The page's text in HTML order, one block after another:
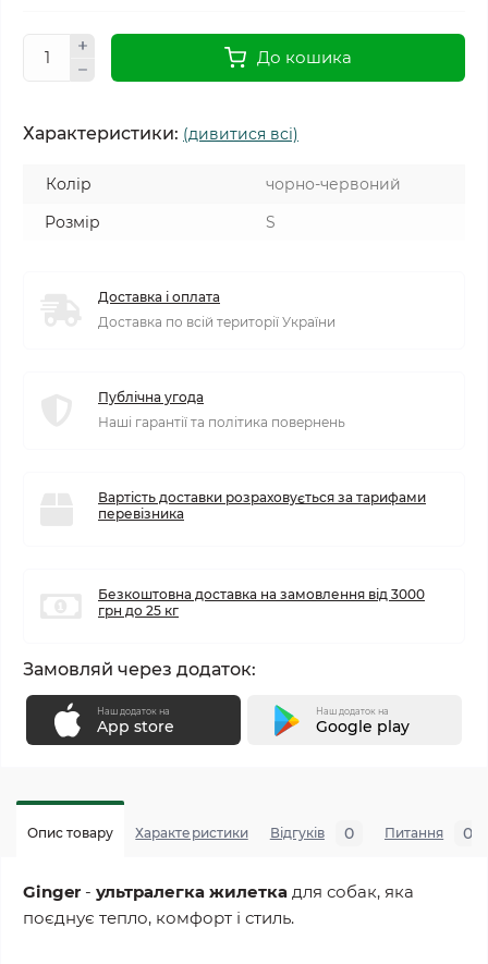
До кошика
Характеристики: (дивитися всі)
Колір
чорно-червоний
Розмір
S
Доставка і оплата
Доставка по всій території України
Публічна угода
Наші гарантії та політика повернень
Вартість доставки розраховується за тарифами
перевізника
Безкоштовна доставка на замовлення від 3000
грн до 25 кг
Замовляй через додаток:
Наш додаток на
App store
Наш додаток на
Google play
Опис товару Характеристики Відгуків 0 Питання 0
Ginger - ультралегка жилетка для собак, яка
поєднує тепло, комфорт і стиль.